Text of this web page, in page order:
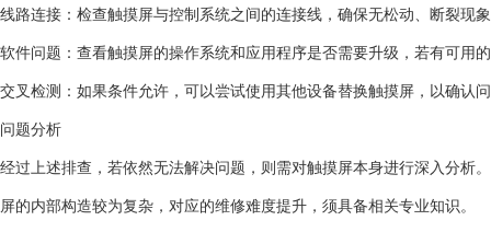
线路连接：检查触摸屏与控制系统之间的连接线，确保无松动、断裂现
软件问题：查看触摸屏的操作系统和应用程序是否需要升级，若有可用
交叉检测：如果条件允许，可以尝试使用其他设备替换触摸屏，以确认
问题分析
经过上述排查，若依然无法解决问题，则需对触摸屏本身进行深入分析
屏的内部构造较为复杂，对应的维修难度提升，须具备相关专业知识。